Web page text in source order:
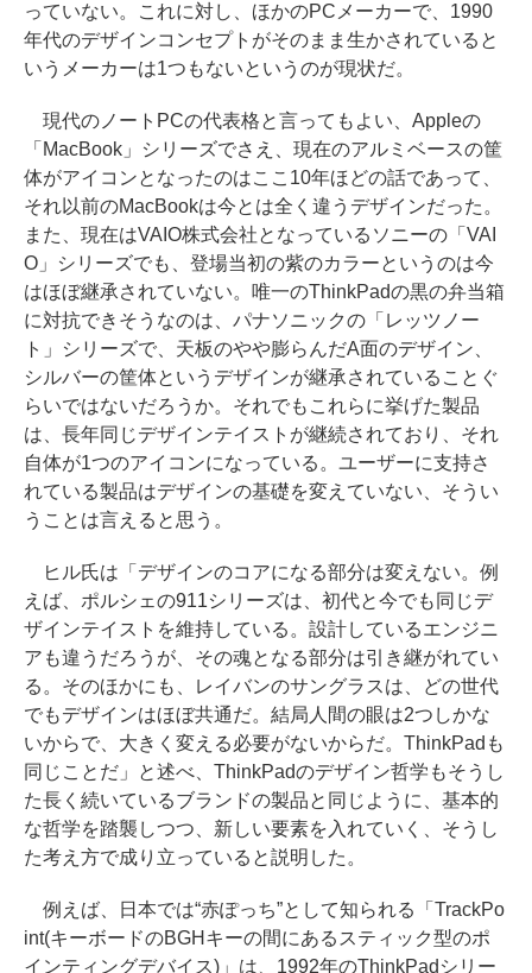
っていない。これに対し、ほかのPCメーカーで、1990
年代のデザインコンセプトがそのまま生かされていると
いうメーカーは1つもないというのが現状だ。
現代のノートPCの代表格と言ってもよい、Appleの
「MacBook」シリーズでさえ、現在のアルミベースの筐
体がアイコンとなったのはここ10年ほどの話であって、
それ以前のMacBookは今とは全く違うデザインだった。
また、現在はVAIO株式会社となっているソニーの「VAI
O」シリーズでも、登場当初の紫のカラーというのは今
はほぼ継承されていない。唯一のThinkPadの黒の弁当箱
に対抗できそうなのは、パナソニックの「レッツノー
ト」シリーズで、天板のやや膨らんだA面のデザイン、
シルバーの筐体というデザインが継承されていることぐ
らいではないだろうか。それでもこれらに挙げた製品
は、長年同じデザインテイストが継続されており、それ
自体が1つのアイコンになっている。ユーザーに支持さ
れている製品はデザインの基礎を変えていない、そうい
うことは言えると思う。
ヒル氏は「デザインのコアになる部分は変えない。例
えば、ポルシェの911シリーズは、初代と今でも同じデ
ザインテイストを維持している。設計しているエンジニ
アも違うだろうが、その魂となる部分は引き継がれてい
る。そのほかにも、レイバンのサングラスは、どの世代
でもデザインはほぼ共通だ。結局人間の眼は2つしかな
いからで、大きく変える必要がないからだ。ThinkPadも
同じことだ」と述べ、ThinkPadのデザイン哲学もそうし
た長く続いているブランドの製品と同じように、基本的
な哲学を踏襲しつつ、新しい要素を入れていく、そうし
た考え方で成り立っていると説明した。
例えば、日本では“赤ぽっち”として知られる「TrackPo
int(キーボードのBGHキーの間にあるスティック型のポ
インティングデバイス)」は、1992年のThinkPadシリー